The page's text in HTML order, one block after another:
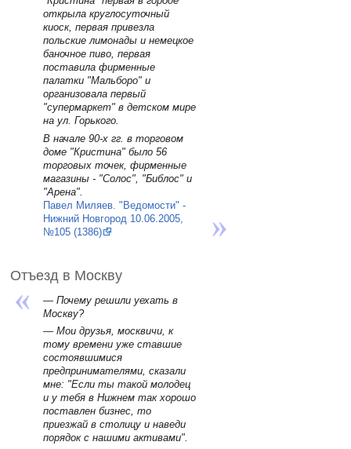
открыла круглосуточный
киоск, первая привезла
польские лимонады и немецкое
баночное пиво, первая
поставила фирменные
палатки "Мальборо" и
организовала первый
"супермаркет" в детском мире
на ул. Горького.
В начале 90-х гг. в торговом
доме "Кристина" было 56
торговых точек, фирменные
магазины - "Солос", "Библос" и
"Арена".
Павел Миляев. "Ведомости" -
Нижний Новгород 10.06.2005,
№105 (1386)
Отъезд в Москву
— Почему решили уехать в
Москву?
— Мои друзья, москвичи, к
тому времени уже ставшие
состоявшимися
предпринимателями, сказали
мне: "Если ты такой молодец
и у тебя в Нижнем так хорошо
поставлен бизнес, то
приезжай в столицу и наведи
порядок с нашими активами".